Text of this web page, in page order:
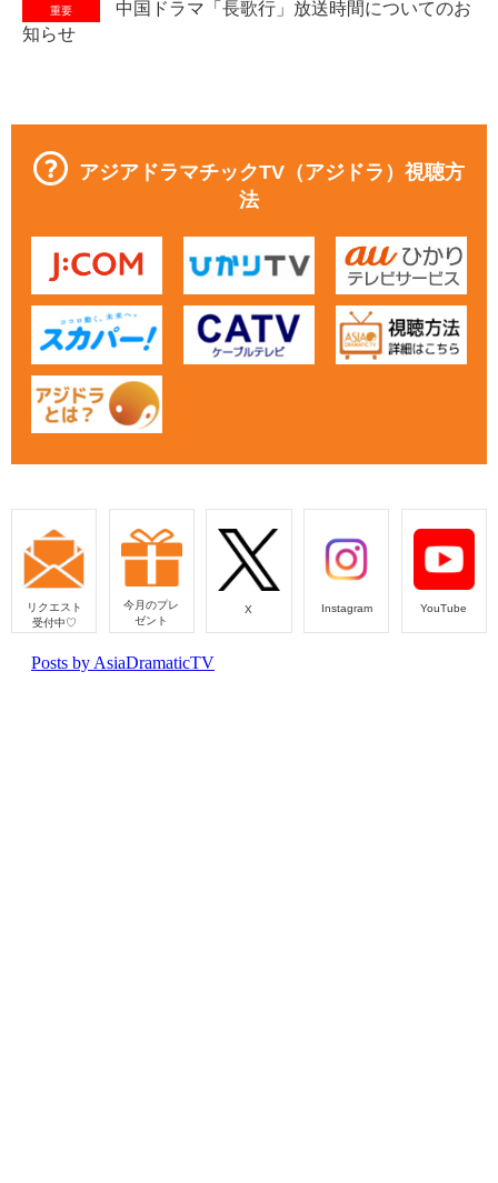
重要
中国ドラマ「長歌行」放送時間についてのお
知らせ
アジアドラマチックTV（アジドラ）視聴方
法
リクエスト
受付中♡
今月のプレ
ゼント
X Instagram YouTube